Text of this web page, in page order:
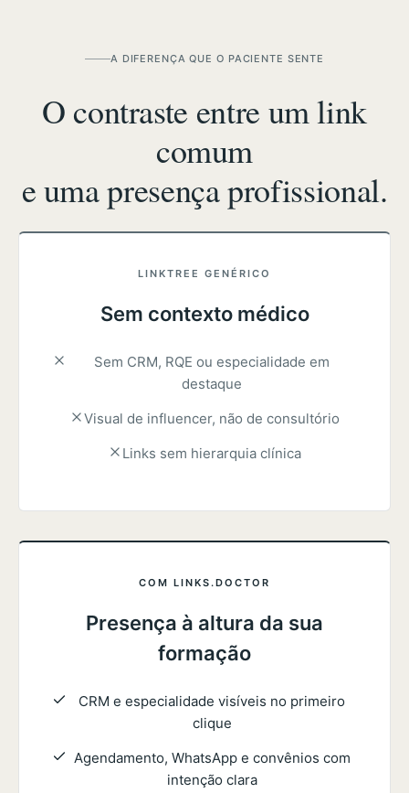
A DIFERENÇA QUE O PACIENTE SENTE
O contraste entre um link
comum
e uma presença profissional.
LINKTREE GENÉRICO
Sem contexto médico
Sem CRM, RQE ou especialidade em
destaque
Visual de influencer, não de consultório
Links sem hierarquia clínica
COM LINKS.DOCTOR
Presença à altura da sua
formação
CRM e especialidade visíveis no primeiro
clique
Agendamento, WhatsApp e convênios com
intenção clara